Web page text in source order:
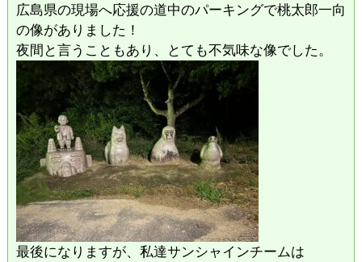
広島県の現場へ応援の道中のパーキングで桃太郎一向
の像がありました！
夜間と言うこともあり、とても不気味な像でした。
最後になりますが、私達サンシャインチームは